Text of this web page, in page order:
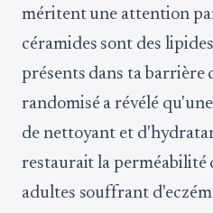
méritent une attention
céramides sont des
présents dans ta barrière
randomisé a révélé
de nettoyant et
restaurait la perméabilité
adultes souffrant